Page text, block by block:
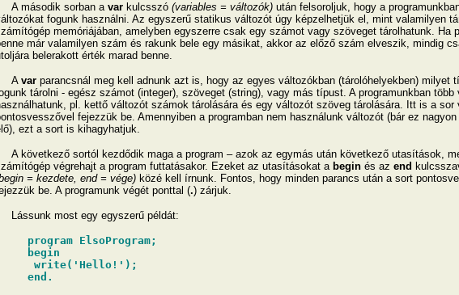
A második sorban a var kulcsszó (variables = változók) után felsoroljuk, hogy a
fogunk használni. Az egyszerű statikus változót úgy képzelhetjük el, mint valamilyen
memóriájában, amelyben egyszerre csak egy számot vagy szöveget tárolhatunk. Ha
már valamilyen szám és rakunk bele egy másikat, akkor az előző szám elveszik, mindig
belerakott érték marad benne.
A varparancsnál meg kell adnunk azt is, hogy az egyes változókban (tárolóhelyekben) milyet
tárolni - egész számot (integer), szöveget (string), vagy más típust. A programunkban több
pl. kettő változót számok tárolására és egy változót szöveg tárolására. Itt is a sor
fejezzük be. Amennyiben a programban nem használunk változót (bár ez nagyon
ezt a sort is kihagyhatjuk.
A következő sortól kezdődik maga a program – azok az egymás után következő utasítások,
végrehajt a program futtatásakor. Ezeket az utasításokat a beginés az end
= kezdete, end = vége)közé kell írnunk. Fontos, hogy minden parancs után a sort
be. A programunk végét ponttal (.) zárjuk.
Lássunk most egy egyszerű példát:
program ElsoProgram;
begin
write('Hello!');
end.